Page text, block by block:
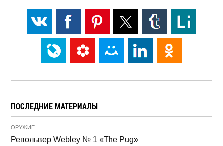
ПОСЛЕДНИЕ МАТЕРИАЛЫ
ОРУЖИЕ
Револьвер Webley № 1 «The Pug»